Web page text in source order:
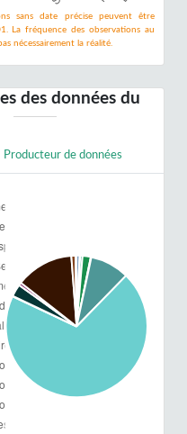
sans date précise peuvent être
La fréquence des observations au
nécessairement la réalité.
des données du
Producteur de données